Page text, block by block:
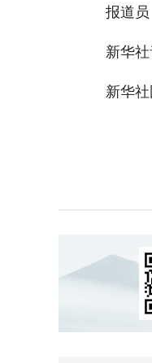
报道
新华
新华